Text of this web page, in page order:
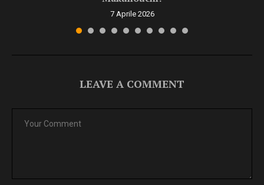
7 Aprile 2026
LEAVE A COMMENT